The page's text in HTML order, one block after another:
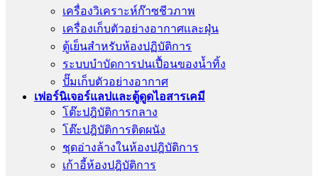
เครื่องวิเคราะห์ก๊าซชีวภาพ
เครื่องเก็บตัวอย่างอากาศเเละฝุ่น
ตู้เย็นสำหรับห้องปฏิบัติการ
ระบบบำบัดการปนเปื้อนของน้ำทิ้ง
ปั๊มเก็บตัวอย่างอากาศ
เฟอร์นิเจอร์แลปและตู้ดูดไอสารเคมี
โต๊ะปฎิบัติการกลาง
โต๊ะปฎิบัติการติดผนัง
ชุดอ่างล้างในห้องปฎิบัติการ
เก้าอี้ห้องปฎิบัติการ